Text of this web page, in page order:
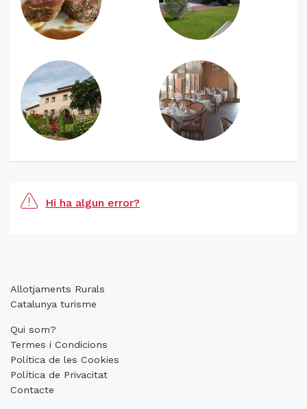
Hi ha algun error?
Allotjaments Rurals
Catalunya turisme
Qui som?
Termes i Condicions
Política de les Cookies
Política de Privacitat
Contacte